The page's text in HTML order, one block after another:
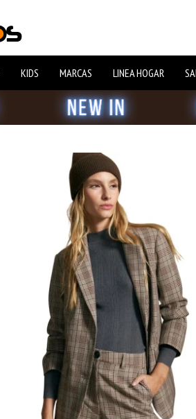
KIDS MARCAS LINEA HOGAR